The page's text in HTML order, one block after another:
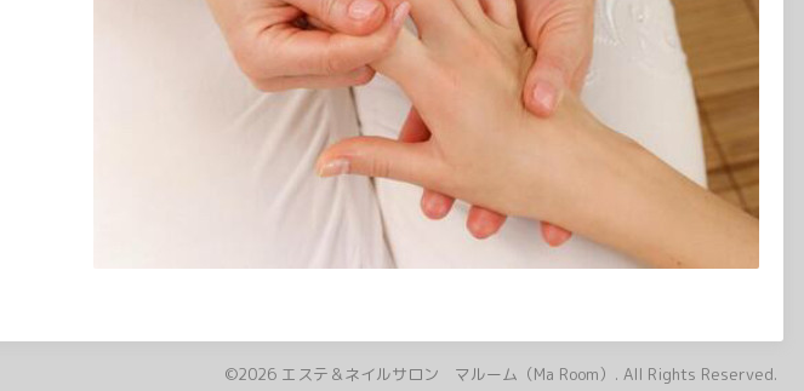
©2026 エステ＆ネイルサロン マルーム（Ma Room） . All Rights Reserved.